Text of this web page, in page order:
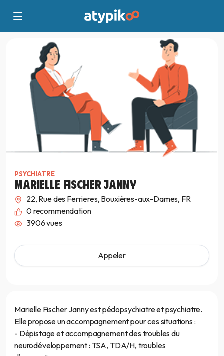
PSYCHIATRE
MARIELLE FISCHER JANNY
22, Rue des Ferrieres, Bouxières-aux-Dames, FR
0recommendation
3906 vues
Appeler
Marielle Fischer Janny est pédopsychiatre et psychiatre.
Elle propose un accompagnement pour ces situations :
- Dépistage et accompagnement des troubles du
neurodéveloppement : TSA, TDA/H, troubles